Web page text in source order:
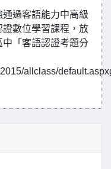
過客語能力中高級
數位學習課程，放
「客語認證考題分
allclass/